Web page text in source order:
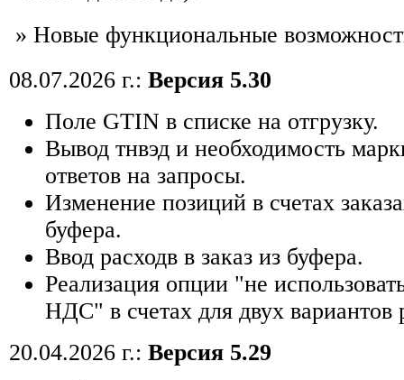
» Новые функциональные
08.07.2026 г.: Версия 5.30
Поле GTIN в списке на отгрузку.
Вывод тнвэд и необходимость
ответов на запросы.
Изменение позиций в счетах
буфера.
Ввод расходв в заказ из буфера.
Реализация опции "не
НДС" в счетах для двух вариантов
20.04.2026 г.: Версия 5.29